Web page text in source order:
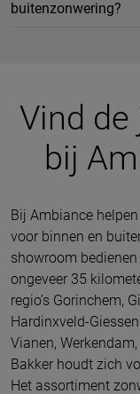
buitenzonwering?
Vind
bij
Bij Ambiance
voor binnen en
showroom
ongeveer 35
regio’s Gorinchem,
Hardinxveld-
Vianen,
Bakker houdt zich
Het assortiment